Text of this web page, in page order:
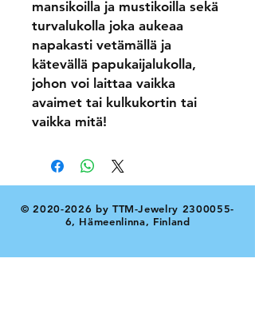
mansikoilla ja mustikoilla sekä
turvalukolla joka aukeaa
napakasti vetämällä ja
kätevällä papukaijalukolla,
johon voi laittaa vaikka
avaimet tai kulkukortin tai
vaikka mitä!
©2020-2026 by TTM-Jewelry 2300055-
6, Hämeenlinna, Finland